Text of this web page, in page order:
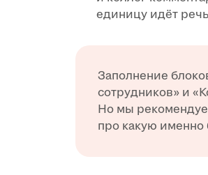
единицу идёт
Заполнение
сотрудников» и
Но мы
про какую именно